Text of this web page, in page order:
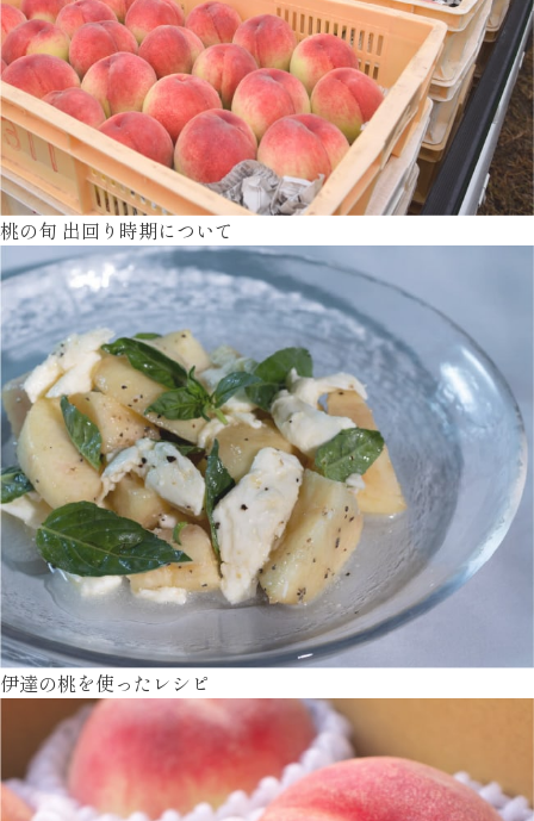
桃の旬 出回り時期について
伊達の桃を使ったレシピ